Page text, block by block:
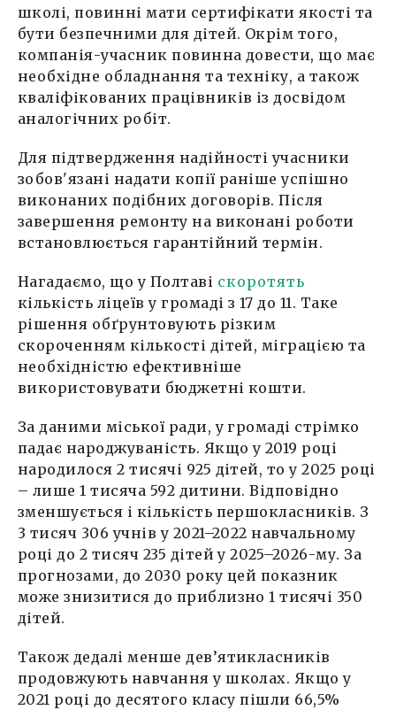
школі, повинні мати сертифікати якості та
бути безпечними для дітей. Окрім того,
компанія-учасник повинна довести, що має
необхідне обладнання та техніку, а також
кваліфікованих працівників із досвідом
аналогічних робіт.
Для підтвердження надійності учасники
зобов'язані надати копії раніше успішно
виконаних подібних договорів. Після
завершення ремонту на виконані роботи
встановлюється гарантійний термін.
Нагадаємо, що у Полтаві скоротять
кількість ліцеїв у громаді з 17 до 11. Таке
рішення обґрунтовують різким
скороченням кількості дітей, міграцією та
необхідністю ефективніше
використовувати бюджетні кошти.
За даними міської ради, у громаді стрімко
падає народжуваність. Якщо у 2019 році
народилося 2 тисячі 925 дітей, то у 2025 році
– лише 1 тисяча 592 дитини. Відповідно
зменшується і кількість першокласників. З
3 тисяч 306 учнів у 2021–2022 навчальному
році до 2 тисяч 235 дітей у 2025–2026-му. За
прогнозами, до 2030 року цей показник
може знизитися до приблизно 1 тисячі 350
дітей.
Також дедалі менше дев’ятикласників
продовжують навчання у школах. Якщо у
2021 році до десятого класу пішли 66,5%